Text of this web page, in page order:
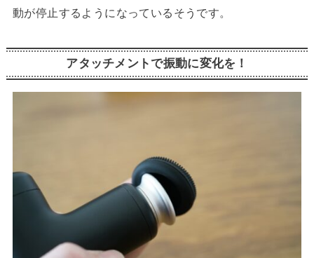
動が停止するようになっているそうです。
アタッチメントで振動に変化を！